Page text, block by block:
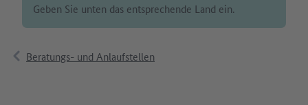
Geben Sie unten das entsprechende Land ein.
Beratungs- und Anlaufstellen